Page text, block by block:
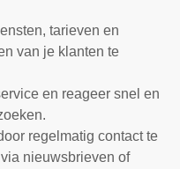
tarieven en
van je klanten te
en reageer snel en
regelmatig contact te
nieuwsbrieven of